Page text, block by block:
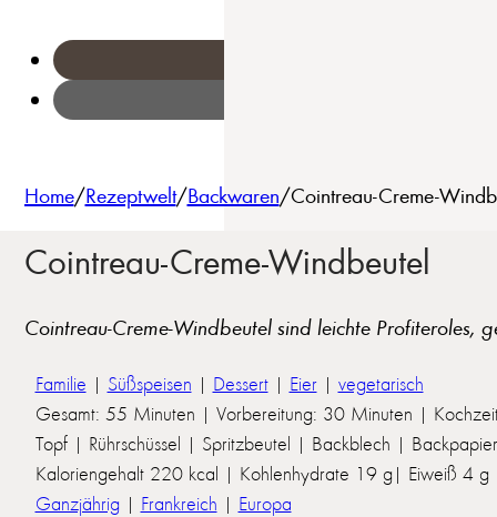
Home/Rezeptwelt/Backwaren/Cointreau-Creme-
Cointreau-Creme-Windbeutel
Cointreau-Creme-Windbeutel sind leichte Profiteroles,
Familie | Süßspeisen | Dessert| Eier| vegetarisch
Gesamt: 55 Minuten | Vorbereitung: 30 Minuten |
Topf | Rührschüssel | Spritzbeutel | Backblech |
Kaloriengehalt 220 kcal | Kohlenhydrate 19 g| Eiweiß 4
Ganzjährig | Frankreich | Europa